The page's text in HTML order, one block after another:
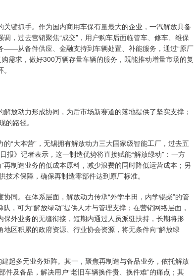
键抓手。作为国内商用车保有量最大的企业，一汽解放具备
，过去营销聚焦“成交”，用户购车后面临管车、修车、维保
——从备件供应、金融支持到车辆处置、补能服务，通过“原厂
需求，做好300万辆存量车辆的服务，既能推动增量市场的复
放动力形成协同，为后市场新赛道的落地提供了坚实支撑；
路径。
“大本营”，无锡拥有解放动力三大国家级智能工厂，过去五
》记者表示，这一制造优势将直接赋能“解放绿动”：一方
制造业务的低成本原料，减少浪费的同时降低运营成本；另
术保障，确保再制造零部件达到原厂标准。
同。在体系层面，解放动力传承“外学丰田，内学锡柴”的管
，可为“解放绿动”提供人才与管理支撑；在营销网络层面，
外业务的无缝衔接，短期内通过人员派驻扶持，长期将形
区积累的政府资源、行业协会资源，将无条件向“解放绿
起多元业务矩阵。其一，聚焦再制造与备品业务，依托解放
及备品，解决用户“老旧车辆换件贵、换件难”的痛点；其